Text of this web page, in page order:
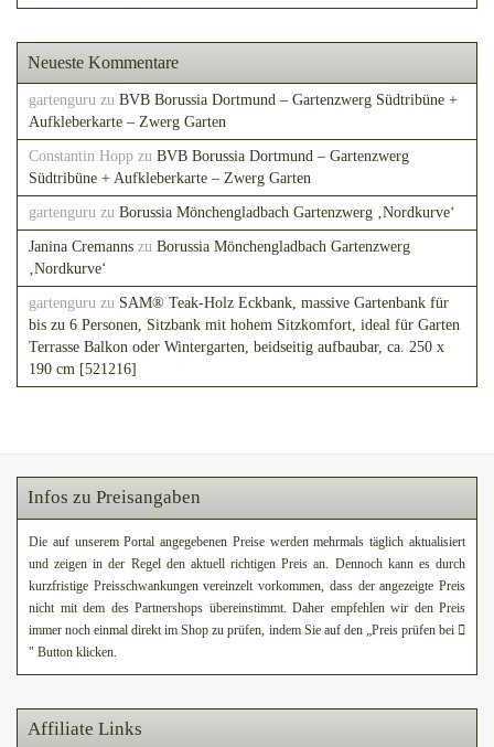
Neueste Kommentare
gartenguru zu BVB Borussia Dortmund – Gartenzwerg Südtribüne +
Aufkleberkarte – Zwerg Garten
Constantin Hopp zu BVB Borussia Dortmund – Gartenzwerg
Südtribüne + Aufkleberkarte – Zwerg Garten
gartenguru zu Borussia Mönchengladbach Gartenzwerg ‚Nordkurve‘
Janina Cremanns zu Borussia Mönchengladbach Gartenzwerg
‚Nordkurve‘
gartenguru zu SAM® Teak-Holz Eckbank, massive Gartenbank für
bis zu 6 Personen, Sitzbank mit hohem Sitzkomfort, ideal für Garten
Terrasse Balkon oder Wintergarten, beidseitig aufbaubar, ca. 250 x
190 cm [521216]
Infos zu Preisangaben
Die auf unserem Portal angegebenen Preise werden mehrmals täglich aktualisiert
und zeigen in der Regel den aktuell richtigen Preis an. Dennoch kann es durch
kurzfristige Preisschwankungen vereinzelt vorkommen, dass der angezeigte Preis
nicht mit dem des Partnershops übereinstimmt. Daher empfehlen wir den Preis
immer noch einmal direkt im Shop zu prüfen, indem Sie auf den „Preis prüfen bei
" Button klicken.
Affiliate Links